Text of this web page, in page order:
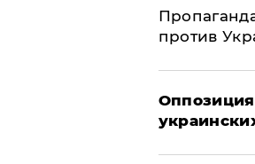
против